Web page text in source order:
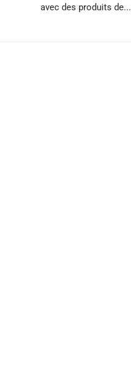
avec des produits de...